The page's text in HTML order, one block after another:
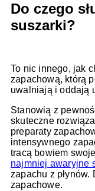
Do czego
suszarki?
To nic innego, jak
zapachową, którą
uwalniają i oddają
Stanowią z
skuteczne
preparaty
intensywnego
tracą bowiem
najmniej awaryjne
zapachu z
zapachowe.